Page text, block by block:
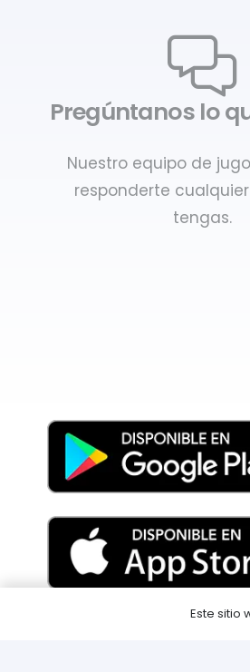
Pregúntanos lo
Nuestro equipo de
responderte
tengas.
Este sitio